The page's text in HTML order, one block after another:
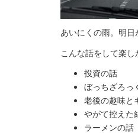
あいにくの雨。明日
こんな話をして楽し
投資の話
ぼっちざろっ
老後の趣味と
やがて控えた
ラーメンの話